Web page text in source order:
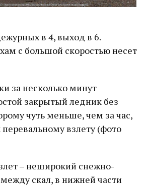
в 4, выход в 6.
с большой скоростью несет
за несколько минут
закрытый ледник без
чуть меньше, чем за час,
взлету (фото
– неширокий снежно-
скал, в нижней части